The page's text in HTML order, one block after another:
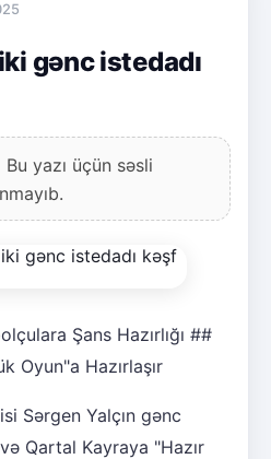
gənc istedadı
Bu yazı üçün səsli
Şans Hazırlığı ##
Oyun"a Hazırlaşır
Sərgen Yalçın gənc
Qartal Kayraya "Hazır